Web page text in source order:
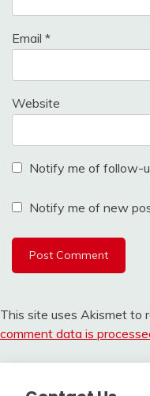
Email *
Website
Notify me of follow-
Notify me of new
This site uses Akismet to
comment data is